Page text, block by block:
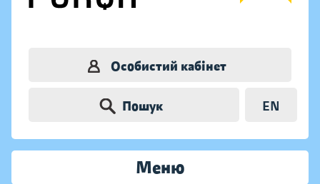
Особистий кабінет
Пошук EN
Меню